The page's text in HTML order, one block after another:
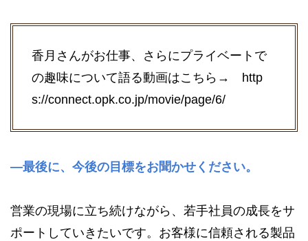
香月さんがお仕事、さらにプライベートで
の趣味について語る動画はこちら→ http
s://connect.opk.co.jp/movie/page/6/
—最後に、今後の目標をお聞かせください。
営業の現場に立ち続けながら、若手社員の成長をサ
ポートしていきたいです。お客様に信頼される製品